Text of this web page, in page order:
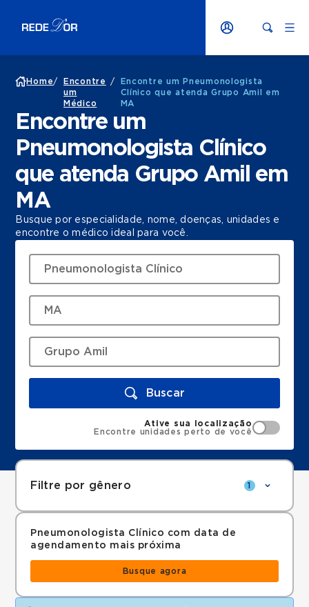
Home/
Encontre
um
Médico
/
Encontre um Pneumonologista
Clínico que atenda Grupo Amil em
MA
Encontre um
Pneumonologista Clínico
que atenda Grupo Amil em
MA
Busque por especialidade, nome, doenças, unidades e
encontre o médico ideal para você.
Buscar
Ative sua localização
Encontre unidades perto de você
Filtre por gênero 1
Pneumonologista Clínico com data de
agendamento mais próxima
Busque agora